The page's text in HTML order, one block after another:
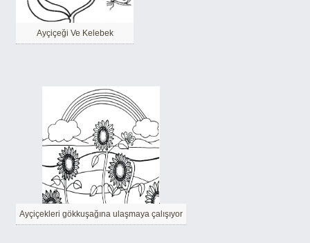
Ayçiçeği Ve Kelebek
Ayçiçekleri gökkuşağına ulaşmaya çalışıyor